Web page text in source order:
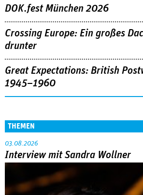
DOK.fest München 2026
Crossing Europe: Ein großes
drunter
Great Expectations: British
1945–1960
THEMEN
03.08.2026
Interview mit Sandra Wollner